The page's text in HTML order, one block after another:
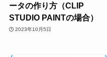
ータの作り方（CLIP
STUDIO PAINTの場合）
2023年10月5日